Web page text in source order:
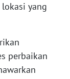
yang
perbaikan